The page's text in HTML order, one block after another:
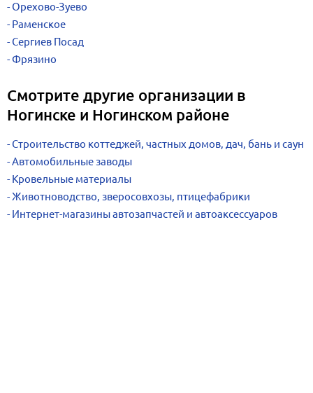
Орехово-Зуево
Раменское
Сергиев Посад
Фрязино
Смотрите другие организации в
Ногинске и Ногинском районе
Строительство коттеджей, частных домов, дач, бань и саун
Автомобильные заводы
Кровельные материалы
Животноводство, зверосовхозы, птицефабрики
Интернет-магазины автозапчастей и автоаксессуаров